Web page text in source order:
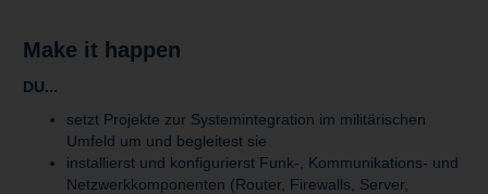
Make it happen
DU...
setzt Projekte zur Systemintegration im militärischen
Umfeld um und begleitest sie
installierst und konfigurierst Funk-, Kommunikations- und
Netzwerkkomponenten (Router, Firewalls, Server,